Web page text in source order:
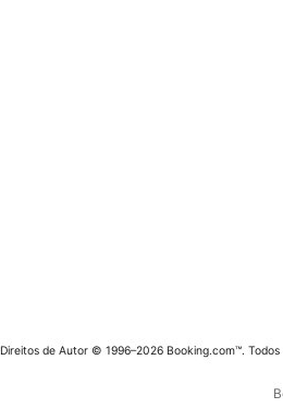
Direitos de Autor © 1996–2026 Booking.com™.